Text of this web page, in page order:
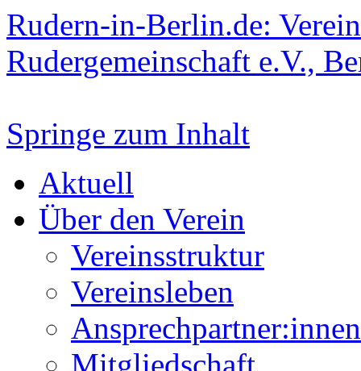
Rudern-in-Berlin.de:
Rudergemeinschaft e.V.,
Springe zum Inhalt
Aktuell
Über den Verein
Vereinsstruktur
Vereinsleben
Ansprechpartner:innen